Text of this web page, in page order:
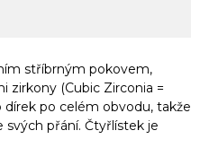
stříbrným pokovem,
zirkony (Cubic Zirconia =
dírek po celém obvodu, takže
přání. Čtyřlístek je